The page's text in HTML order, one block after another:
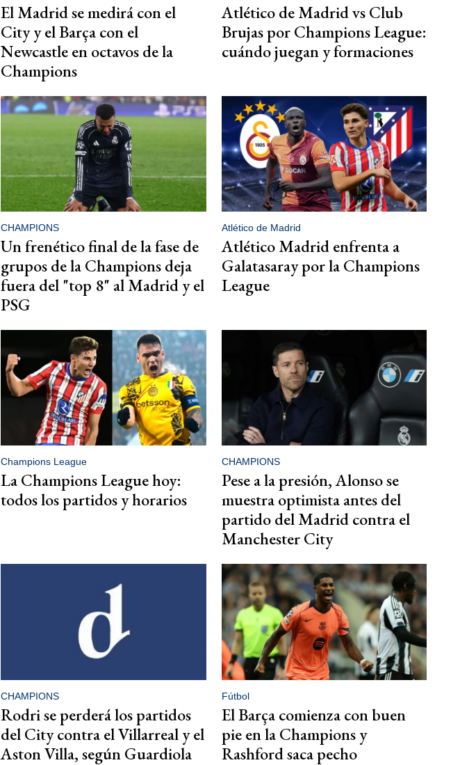
El Madrid se medirá con el
City y el Barça con el
Newcastle en octavos de la
Champions
Atlético de Madrid vs Club
Brujas por Champions League:
cuándo juegan y formaciones
CHAMPIONS
Un frenético final de la fase de
grupos de la Champions deja
fuera del "top 8" al Madrid y el
PSG
Atlético de Madrid
Atlético Madrid enfrenta a
Galatasaray por la Champions
League
Champions League
La Champions League hoy:
todos los partidos y horarios
CHAMPIONS
Pese a la presión, Alonso se
muestra optimista antes del
partido del Madrid contra el
Manchester City
CHAMPIONS
Rodri se perderá los partidos
del City contra el Villarreal y el
Aston Villa, según Guardiola
Fútbol
El Barça comienza con buen
pie en la Champions y
Rashford saca pecho